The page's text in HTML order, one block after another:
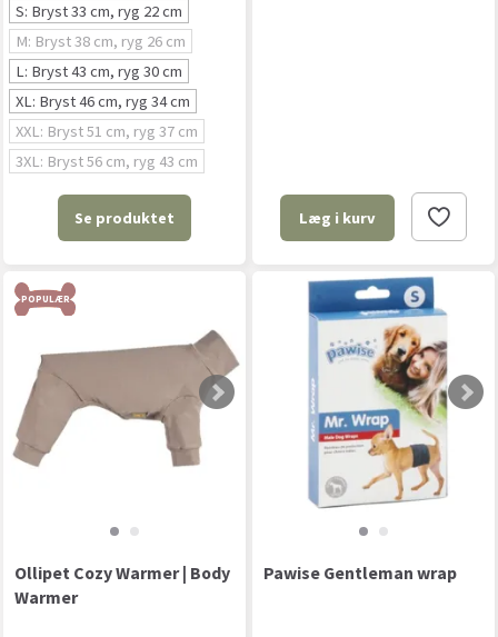
S: Bryst 33 cm, ryg 22 cm
M: Bryst 38 cm, ryg 26 cm
L: Bryst 43 cm, ryg 30 cm
XL: Bryst 46 cm, ryg 34 cm
XXL: Bryst 51 cm, ryg 37 cm
3XL: Bryst 56 cm, ryg 43 cm
Se produktet Læg i kurv
POPULÆR
Ollipet Cozy Warmer | Body
Warmer
Pawise Gentleman wrap